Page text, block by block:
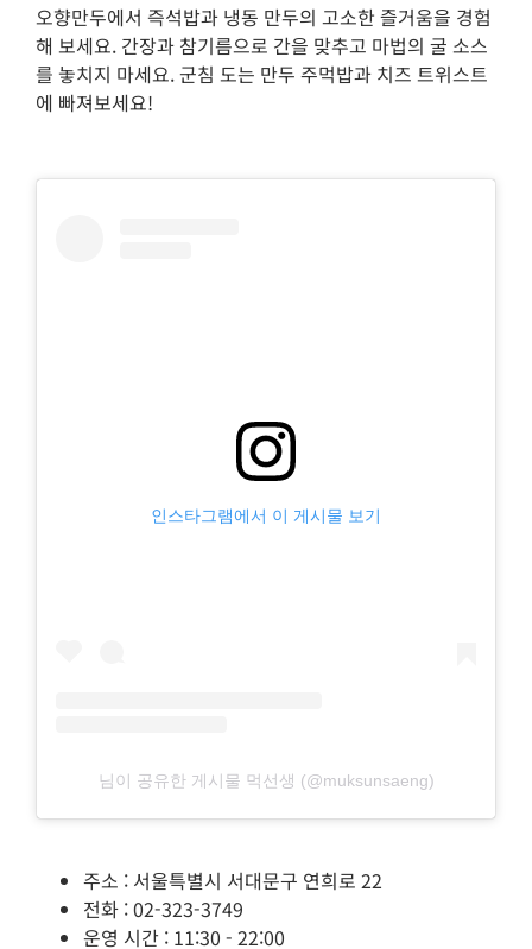
오향만두에서 즉석밥과 냉동 만두의 고소한 즐거움을 경험
해 보세요. 간장과 참기름으로 간을 맞추고 마법의 굴 소스
를 놓치지 마세요. 군침 도는 만두 주먹밥과 치즈 트위스트
에 빠져보세요!
인스타그램에서 이 게시물 보기
님이 공유한 게시물 먹선생 (@muksunsaeng)
주소 : 서울특별시 서대문구 연희로 22
전화 : 02-323-3749
운영 시간 : 11:30 - 22:00